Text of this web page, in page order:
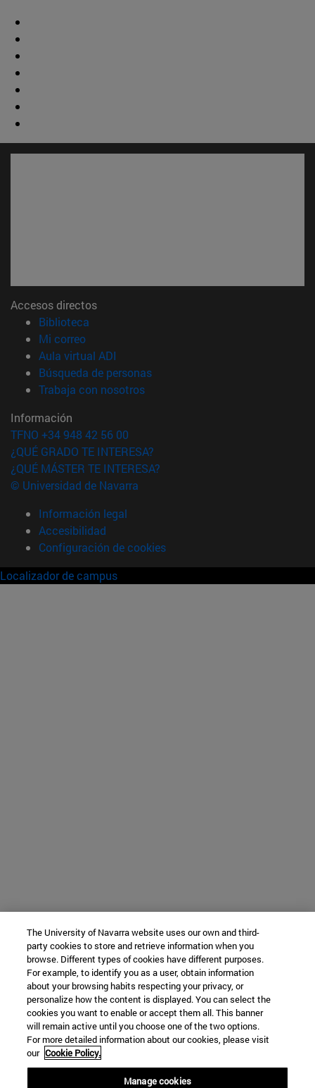
Accesos directos
Biblioteca
Mi correo(abre en nueva ventana)
Aula virtual ADI
Búsqueda de personas(abre en nueva ventana)
Trabaja con nosotros(abre en nueva ventana)
Información
TFNO +34 948 42 56 00
¿QUÉ GRADO TE INTERESA?
¿QUÉ MÁSTER TE INTERESA?
© Universidad de Navarra
Información legal
Accesibilidad
Configuración de cookies
Localizador de campus
The University of Navarra website uses our own and third-
party cookies to store and retrieve information when you
browse. Different types of cookies have different purposes.
For example, to identify you as a user, obtain information
about your browsing habits respecting your privacy, or
personalize how the content is displayed. You can select the
cookies you want to enable or accept them all. This banner
will remain active until you choose one of the two options.
For more detailed information about our cookies, please visit
our Cookie Policy.
Manage cookies